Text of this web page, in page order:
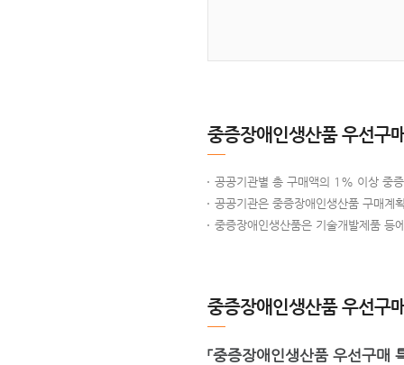
중증장애인생산품 우선구
공공기관별 총 구매액의 1% 이상 중
공공기관은 중증장애인생산품 구매계
중증장애인생산품은 기술개발제품 등
중증장애인생산품 우선구
「중증장애인생산품 우선구매